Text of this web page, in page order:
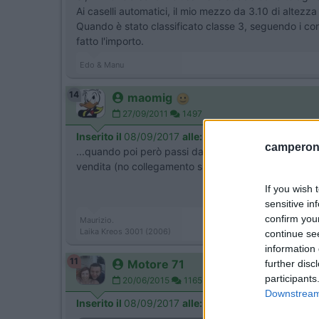
If you wish
sensitive
confirm
continue
information
further
Ai caselli automatici, il mio mezzo da 3.10 di
Quando è stato classificato classe 3, seguendo i
fatto l'importo.
Edo & Manu
14 maomig
27/09/2011 1497
Inserito il 08/09/2017 alle:
...quando poi però passi dall'Austria tutto questo
vendita (no collegamento su carta di credito, no
Maurizio.
Laika Kreos 3001 (2006)
11 Motore 71
20/06/2015 1165
Inserito il 08/09/2017 alle: